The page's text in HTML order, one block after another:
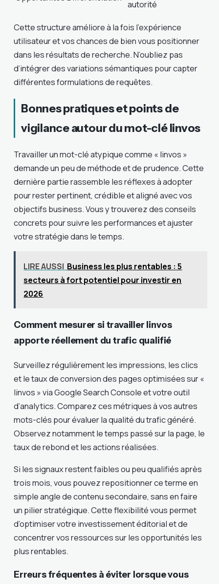
autorité
Cette structure améliore à la fois l’expérience
utilisateur et vos chances de bien vous positionner
dans les résultats de recherche. N’oubliez pas
d’intégrer des variations sémantiques pour capter
différentes formulations de requêtes.
Bonnes pratiques et points de
vigilance autour du mot-clé linvos
Travailler un mot-clé atypique comme « linvos »
demande un peu de méthode et de prudence. Cette
dernière partie rassemble les réflexes à adopter
pour rester pertinent, crédible et aligné avec vos
objectifs business. Vous y trouverez des conseils
concrets pour suivre les performances et ajuster
votre stratégie dans le temps.
LIRE AUSSI Business les plus rentables : 5
secteurs à fort potentiel pour investir en
2026
Comment mesurer si travailler linvos
apporte réellement du trafic qualifié
Surveillez régulièrement les impressions, les clics
et le taux de conversion des pages optimisées sur «
linvos » via Google Search Console et votre outil
d’analytics. Comparez ces métriques à vos autres
mots-clés pour évaluer la qualité du trafic généré.
Observez notamment le temps passé sur la page, le
taux de rebond et les actions réalisées.
Si les signaux restent faibles ou peu qualifiés après
trois mois, vous pouvez repositionner ce terme en
simple angle de contenu secondaire, sans en faire
un pilier stratégique. Cette flexibilité vous permet
d’optimiser votre investissement éditorial et de
concentrer vos ressources sur les opportunités les
plus rentables.
Erreurs fréquentes à éviter lorsque vous